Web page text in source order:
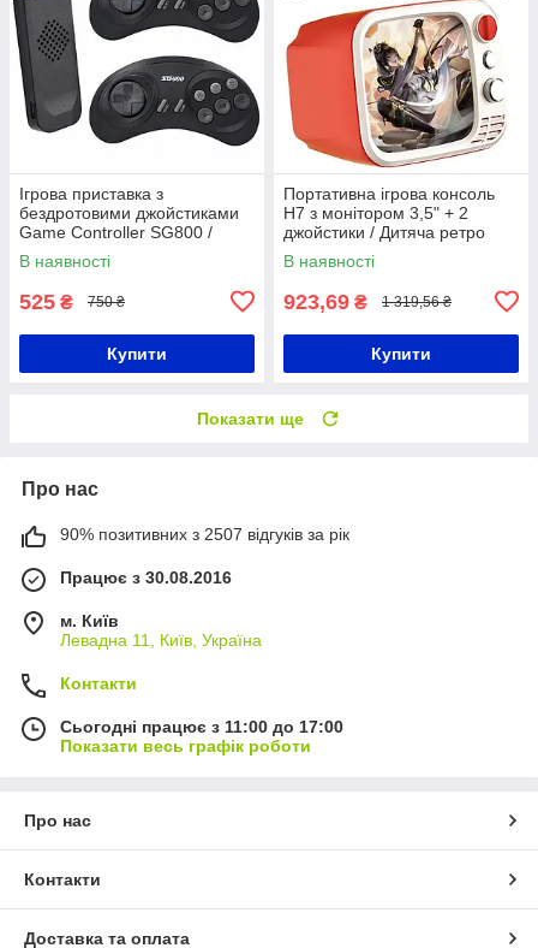
Ігрова приставка з
бездротовими джойстиками
Game Controller SG800 /
Ігрова консоль для
телевізора
В наявності
525 ₴ 750 ₴
Купити
Портативна ігрова консоль
H7 з монітором 3,5" + 2
джойстики / Дитяча ретро
приставка з іграми
В наявності
923,69 ₴ 1 319,56 ₴
Купити
Показати ще
Про нас
90% позитивних з 2507 відгуків за рік
Працює з 30.08.2016
м. Київ
Левадна 11, Київ, Україна
Контакти
Сьогодні працює з 11:00 до 17:00
Показати весь графік роботи
Про нас
Контакти
Доставка та оплата